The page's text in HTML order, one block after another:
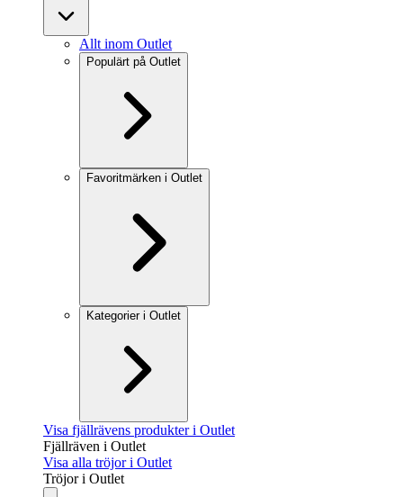
Allt inom Outlet
Populärt på Outlet
Favoritmärken i Outlet
Kategorier i Outlet
Visa fjällrävens produkter i Outlet
Fjällräven i Outlet
Visa alla tröjor i Outlet
Tröjor i Outlet